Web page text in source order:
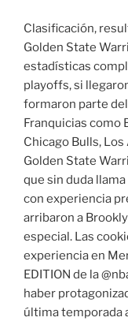
Clasificación,
Golden State
estadísticas
playoffs, si
formaron parte
Franquicias como
Chicago Bulls,
Golden State
que sin duda
con experiencia
arribaron a
especial. Las
experiencia en
EDITION de la
haber
última temporada